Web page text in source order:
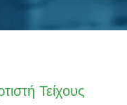
Τείχους